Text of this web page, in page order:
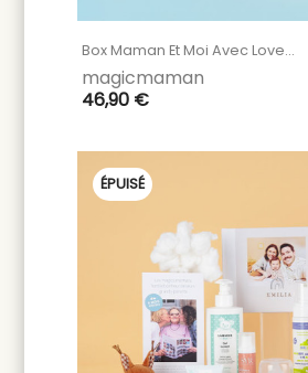
Box Maman Et Moi Avec Love...
magicmaman
46,90 €
ÉPUISÉ